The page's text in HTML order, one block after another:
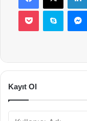
Pocket Skype
Kayıt Ol